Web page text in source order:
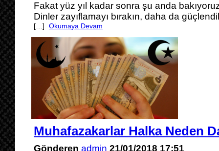
Fakat yüz yıl kadar sonra şu anda
Dinler zayıflamayı bırakın, daha da
[…]Okumaya Devam
Muhafazakarlar Halka Neden
Gönderen admin 21/01/2018 17:51